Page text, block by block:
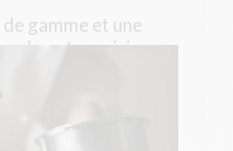
gamme et une
de notre cuisine.